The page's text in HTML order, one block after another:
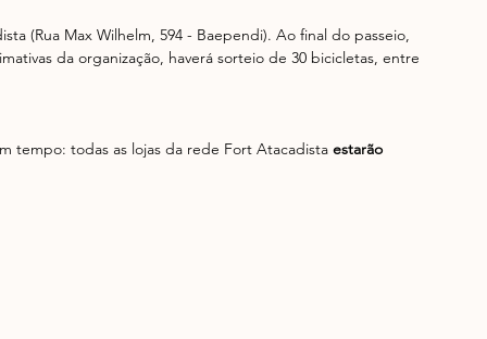
(Rua Max Wilhelm, 594 - Baependi). Ao final do passeio,
da organização, haverá sorteio de 30 bicicletas, entre
tempo: todas as lojas da rede Fort Atacadista estarão